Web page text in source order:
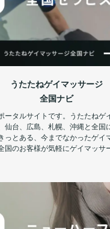
うたたねゲイマッサージ
全国ナビ
ータルサイトです。うたたねゲ
仙台、広島、札幌、沖縄と全国
っとある、今までなかったゲイ
国のお客様が気軽にゲイマッサ